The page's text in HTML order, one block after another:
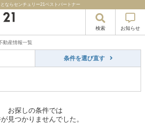
ならセンチュリー21ベストパートナー
検索 お知らせ
動産情報一覧
条件を選び直す
お探しの条件では
見つかりませんでした。